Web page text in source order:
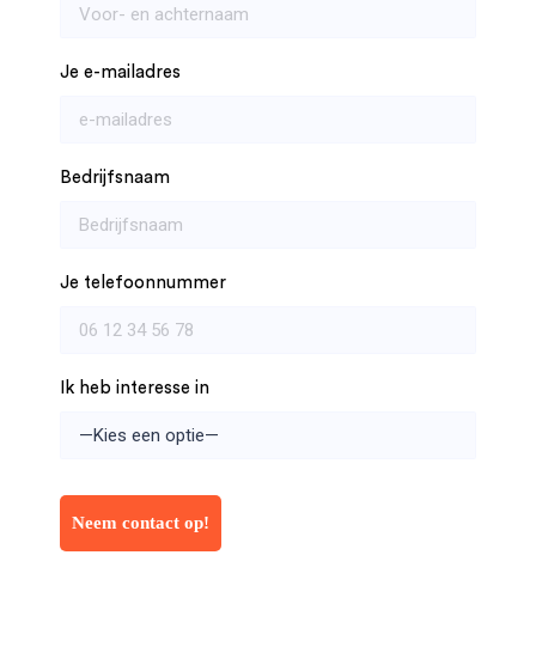
Je e-mailadres
Bedrijfsnaam
Je telefoonnummer
Ik heb interesse in